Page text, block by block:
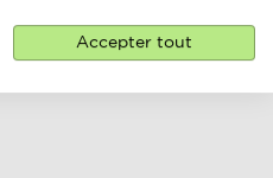
Accepter tout